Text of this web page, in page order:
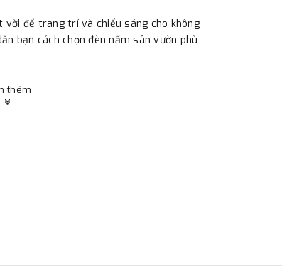
để trang trí và chiếu sáng cho không
bạn cách chọn đèn nấm sân vườn phù
thêm